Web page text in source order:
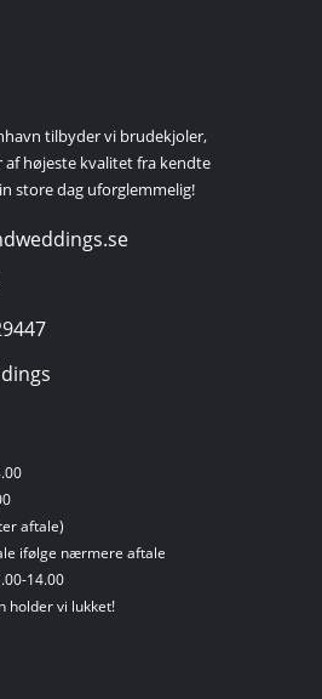
tilbyder vi brudekjoler,
af højeste kvalitet fra kendte
store dag uforglemmelig!
aftale)
ifølge nærmere aftale
14.00
holder vi lukket!